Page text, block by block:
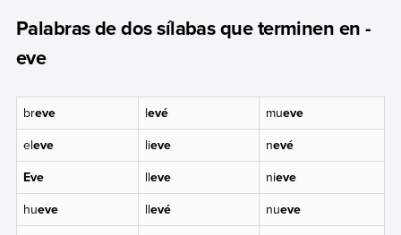
Palabras de dos sílabas que terminen en -
eve
breve levé mueve
eleve lieve nevé
Eve
lleve nieve
hueve llevé nueve